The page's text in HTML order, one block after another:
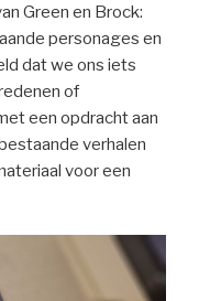
Green en Brock:
personages en
dat we ons iets
of
een opdracht aan
verhalen
voor een